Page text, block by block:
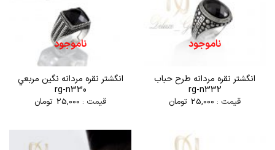
ناموجود
انگشتر نقره مردانه طرح حباب
rg-n332
قیمت : 25,000 تومان
ناموجود
انگشتر نقره مردانه نگين مربعي
rg-n330
قیمت : 25,000 تومان